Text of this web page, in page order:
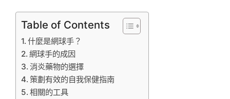
Table of Contents
什麼是網球手？
網球手的成因
消炎藥物的選擇
策劃有效的自我保健指南
相關的工具